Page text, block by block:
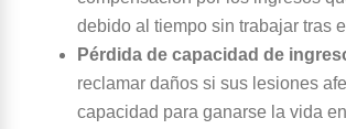
debido al tiempo sin trabajar tras
Pérdida de capacidad de
reclamar daños si sus lesiones
capacidad para ganarse la vida